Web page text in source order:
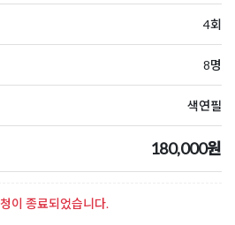
4회
8명
색연필
180,000원
이 종료되었습니다.